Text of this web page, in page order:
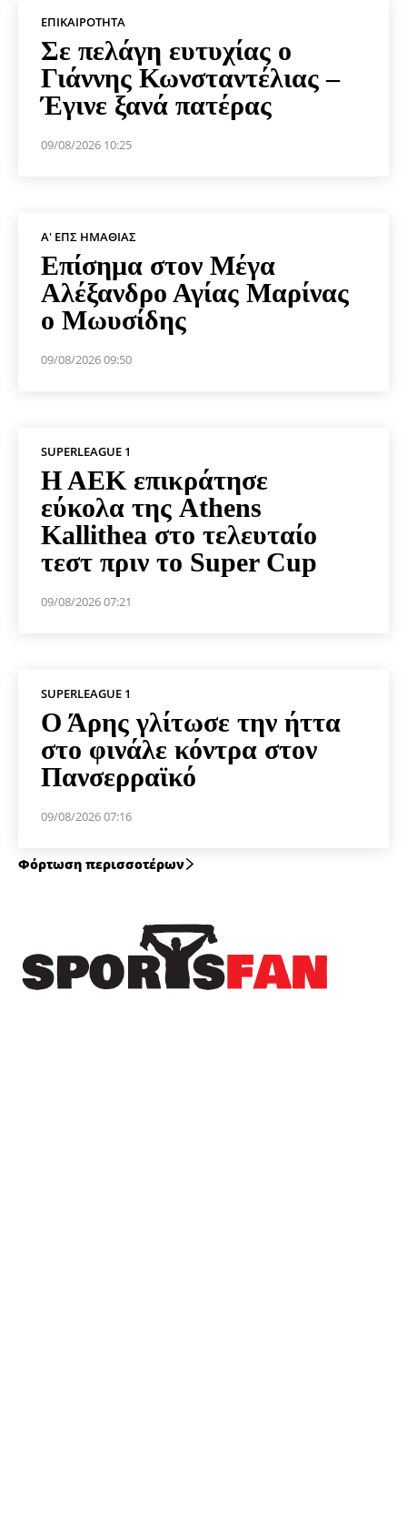
ΕΠΙΚΑΙΡΌΤΗΤΑ
Σε πελάγη ευτυχίας ο
Γιάννης Κωνσταντέλιας –
Έγινε ξανά πατέρας
09/08/2026 10:25
Α' ΕΠΣ ΗΜΑΘΊΑΣ
Επίσημα στον Μέγα
Αλέξανδρο Αγίας Μαρίνας
ο Μωυσίδης
09/08/2026 09:50
SUPERLEAGUE 1
Η ΑΕΚ επικράτησε
εύκολα της Athens
Kallithea στο τελευταίο
τεστ πριν το Super Cup
09/08/2026 07:21
SUPERLEAGUE 1
Ο Άρης γλίτωσε την ήττα
στο φινάλε κόντρα στον
Πανσερραϊκό
09/08/2026 07:16
Φόρτωση περισσοτέρων